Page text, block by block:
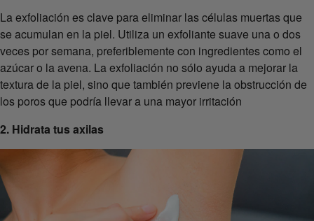
La exfoliación es clave para eliminar las células muertas que
se acumulan en la piel. Utiliza un exfoliante suave una o dos
veces por semana, preferiblemente con ingredientes como el
azúcar o la avena. La exfoliación no sólo ayuda a mejorar la
textura de la piel, sino que también previene la obstrucción de
los poros que podría llevar a una mayor irritación
2. Hidrata tus axilas